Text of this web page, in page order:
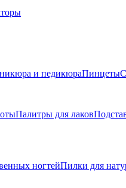
и педикюраПинцеты
Палитры для лаков
ногтейПилки для